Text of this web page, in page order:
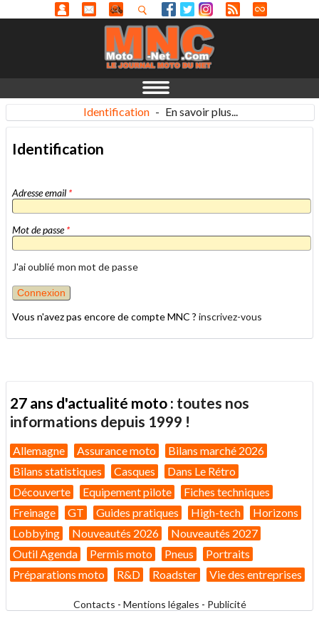
Identification - En savoir plus...
Identification
Adresse email *
Mot de passe*
J'ai oublié mon mot de passe
Vous n'avez pas encore de compte MNC ? inscrivez-vous
27 ans d'actualité moto : toutes nos
informations depuis 1999 !
Allemagne Assurance moto
Bilans marché 2026
Bilans statistiques
Casques
Dans Le Rétro
Découverte
Equipement pilote
Fiches techniques
Freinage
GT Guides pratiques High-tech
Horizons
Lobbying
Nouveautés 2026
Nouveautés 2027
Outil Agenda
Permis moto Pneus
Portraits
Préparations moto
R&D Roadster Vie des entreprises
Contacts - Mentions légales - Publicité